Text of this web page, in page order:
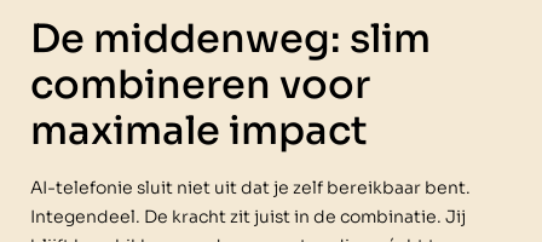
De middenweg: slim
combineren voor
maximale impact
AI-telefonie sluit niet uit dat je zelf bereikbaar bent.
Integendeel. De kracht zit juist in de combinatie. Jij